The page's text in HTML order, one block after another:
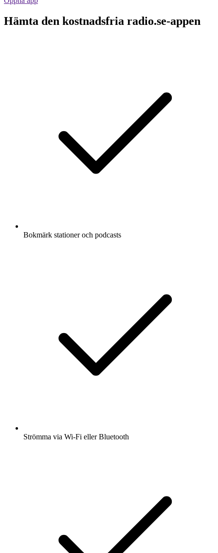
Hämta den kostnadsfria radio.se-appen
Bokmärk stationer och podcasts
Strömma via Wi-Fi eller Bluetooth